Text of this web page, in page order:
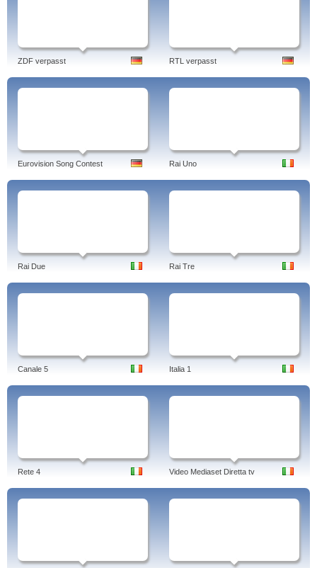
ZDF verpasst RTL verpasst
Eurovision Song Contest Rai Uno
Rai Due Rai Tre
Canale 5 Italia 1
Rete 4 Video Mediaset Diretta tv